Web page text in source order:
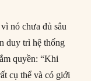
nó chưa đủ sâu
duy trì hệ thống
quyền: “Khi
cụ thể và có giới